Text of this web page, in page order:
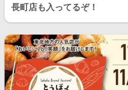
長町店も入ってるぞ！